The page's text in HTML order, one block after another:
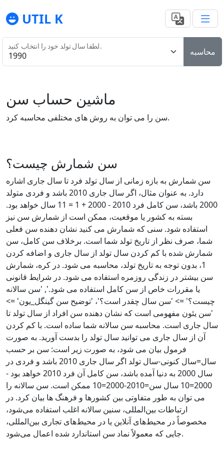
UTIL K
لطفا سال تولد خود را انتخاب کنید.
محاسبه
ماشین حساب سن
سن را می توان به روش های مختلفی محاسبه کرد.
سن شمارش چیست؟
سن شمارش به بازه زمانی از سال تولد فرد تا سال جاری اشاره
دارد. به عنوان مثال، اگر سال جاری 2010 باشد و فردی متولد
2000 باشد، سن کامل فرد 2010 - 2000 + 1 = 11 سال خواهد بود.
بسته به کشور یا موقعیت، ممکن است از شمارش سن نیز
استفاده شود. سنی که شمارش می کنید نشان دهنده سن فعلی
شما، صرف نظر از تاریخ تولد شما است. برخلاف سن کامل، سن
شمارش شده با کم کردن سال تولد از سال جاری و اضافه کردن
1، بدون توجه به تاریخ تولد، محاسبه می شود. در کره، شمارش
سن بیشتر در زندگی روزمره استفاده می شود. در شرایط قانونی
یا مقررات خاص از سن کامل استفاده می شود.', 'سن سالانه
چیست؟' => 'سن سال چقدر است؟'، 'توضیح سن گینگل_یون' =>
'سن یئون مفهومی است که نشان دهنده سن افراد از سال تولد تا
سال جاری است. محاسبه سن سالانه شما ساده است. با کم کردن
آن از سال جاری می توانید سال تولد را بدست آورید. به صورت
فرمول بیان می شود، به صورت زیر است: سن بر حسب
سال=سال کنونی-سال تولد اگر سال جاری 2010 باشد و فردی در
سال 2000 به دنیا آمده باشد، سن کامل آن فرد 2010 خواهد بود -
2000=10 سال سن=2010-2000=10 ممکن است. سن سالانه را
می توان به طور متفاوتی بین کشورها و فرهنگ ها بیان کرد. در
ارتباطات بین‌المللی، سنین سالانه اغلب استفاده می‌شود،
مخصوصاً در محیط‌های آنلاین یا در محیط‌های تجاری بین‌المللی،
جایی که معمولاً نماد سن استاندارد شده اعمال می‌شود.